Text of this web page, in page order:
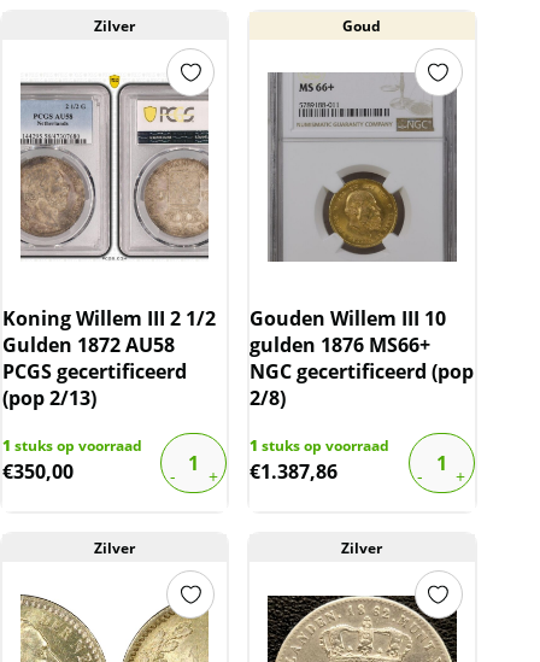
Zilver
Koning Willem III 2 1/2
Gulden 1872 AU58
PCGS gecertificeerd
(pop 2/13)
1 stuks op voorraad
€350,00
Goud
Gouden Willem III 10
gulden 1876 MS66+
NGC gecertificeerd (pop
2/8)
1 stuks op voorraad
€1.387,86
Zilver Zilver